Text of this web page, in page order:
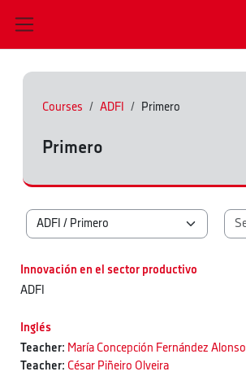
Courses ADFI Primero
Primero
Course categories
Innovación en el sector productivo
ADFI
Inglés
Teacher: María Concepción Fernández Alonso
Teacher: César Piñeiro Olveira